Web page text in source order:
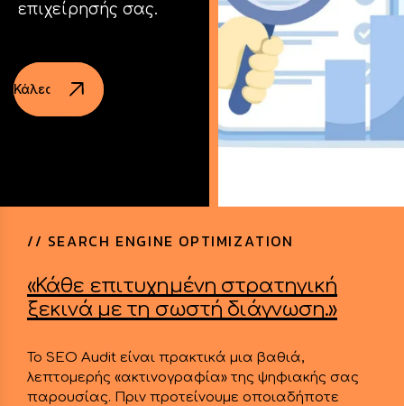
επιχείρησής σας.
Κάλεσε τώρα!
// SEARCH ENGINE OPTIMIZATION
«Κάθε επιτυχημένη στρατηγική
ξεκινά με τη σωστή διάγνωση.»
Το SEO Audit είναι πρακτικά μια βαθιά,
λεπτομερής «ακτινογραφία» της ψηφιακής σας
παρουσίας. Πριν προτείνουμε οποιαδήποτε